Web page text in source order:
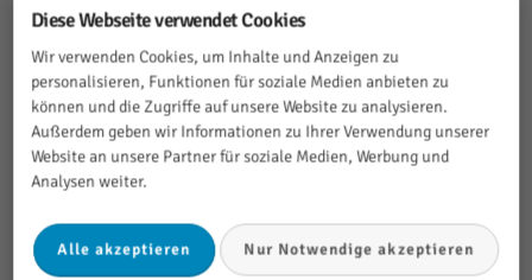
7.2 Der Kunde trägt das Risiko bezüglich der
rechtlichen Zulässigkeit von RheinMainTechs
Leistungen, insbesondere von
Marketingmaßnahmen. RheinMainTech gibt keine
Garantie darauf, dass durch ihre Leistungen keine
Rechte Dritter verletzt werden könnten. Eine
rechtliche Prüfung der von RheinMainTech
Diese Webseite verwendet Cookies
Wir verwenden Cookies, um Inhalte und Anzeigen zu
personalisieren, Funktionen für soziale Medien anbieten zu
können und die Zugriffe auf unsere Website zu analysieren.
Außerdem geben wir Informationen zu Ihrer Verwendung unserer
Website an unsere Partner für soziale Medien, Werbung und
Analysen weiter.
Alle akzeptieren Nur Notwendige akzeptieren